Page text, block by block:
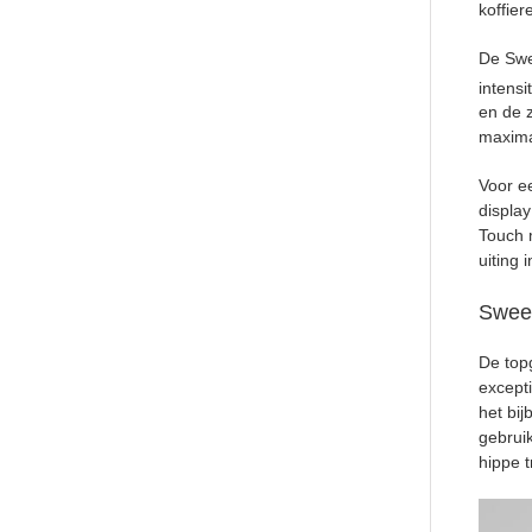
De
en de
Voor
Touch
uiting
De
het
hippe